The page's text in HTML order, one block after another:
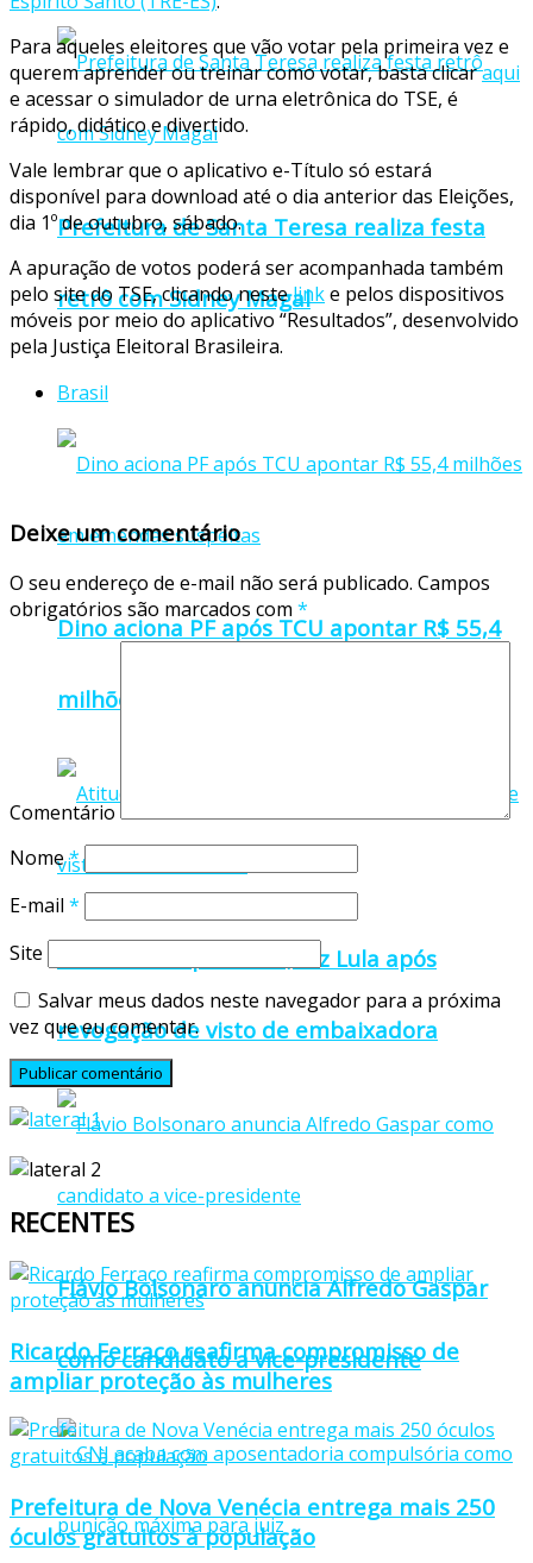
Prefeitura de Santa Teresa realiza festa
retrô com Sidney Magal
Brasil
Dino aciona PF após TCU apontar R$ 55,4
milhões em emendas suspeitas
Atitude irresponsável, diz Lula após
revogação de visto de embaixadora
Flávio Bolsonaro anuncia Alfredo Gaspar
como candidato a vice-presidente
Para aqueles eleitores que vão votar pela primeira vez e
querem aprender ou treinar como votar, basta clicaraqui
e acessar o simulador de urna eletrônica do TSE, é
rápido, didático e divertido.
Vale lembrar que o aplicativo e-Título só estará
disponível para download até o dia anterior das Eleições,
dia 1º de outubro, sábado.
A apuração de votos poderá ser acompanhada também
pelo site do TSE, clicando nestelinke pelos dispositivos
móveis por meio do aplicativo “Resultados”, desenvolvido
pela Justiça Eleitoral Brasileira.
Deixe um comentário
O seu endereço de e-mail não será publicado. Campos
obrigatórios são marcados com *
Comentário
Nome*
E-mail *
Site
Salvar meus dados neste navegador para a próxima
vez que eu comentar.
RECENTES
Ricardo Ferraço reafirma compromisso de
ampliar proteção às mulheres
Prefeitura de Nova Venécia entrega mais 250
óculos gratuitos à população